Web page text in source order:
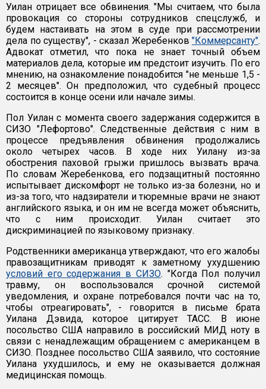
Уилан отрицает все обвинения. "Мы считаем, что была
провокация со стороны сотрудников спецслужб, и
будем настаивать на этом в суде при рассмотрении
дела по существу", - сказал Жеребенков "Коммерсанту".
Адвокат отметил, что пока не знает точный объем
материалов дела, которые им предстоит изучить. По его
мнению, на ознакомление понадобится "не меньше 1,5 -
2 месяцев". Он предположил, что судебный процесс
состоится в конце осени или начале зимы.
Пол Уилан с момента своего задержания содержится в
СИЗО "Лефортово". Следственные действия с ним в
процессе предъявления обвинения продолжались
около четырех часов. В ходе них Уилану из-за
обострения паховой грыжи пришлось вызвать врача.
По словам Жеребенкова, его подзащитный постоянно
испытывает дискомфорт не только из-за болезни, но и
из-за того, что надзиратели и тюремные врачи не знают
английского языка, и он им не всегда может объяснить,
что с ним происходит. Уилан считает это
дискриминацией по языковому признаку.
Родственники американца утверждают, что его жалобы
правозащитникам приводят к заметному ухудшению
условий его содержания в СИЗО. "Когда Пол получил
травму, он воспользовался срочной системой
уведомления, и охране потребовался почти час на то,
чтобы отреагировать", - говорится в письме брата
Уилана Дэвида, которое цитирует ТАСС. В июне
посольство США направило в российский МИД ноту в
связи с ненадлежащим обращением с американцем в
СИЗО. Позднее посольство США заявило, что состояние
Уилана ухудшилось, и ему не оказывается должная
медицинская помощь.